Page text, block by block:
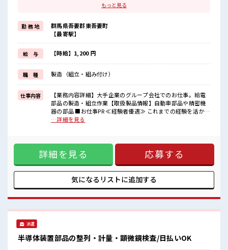
≪自分の時間も大切≫
残業はほとんどナシ！
場合によってはお願いすることもあります♪
≪髪型自由≫
基本的に髪色自由で明るすぎたり奇抜でなければOKです！
(規定有)制服があると毎日の服選びに悩まずOK♪
≪自分に向いている仕事が探せる≫
困った事などがあれば、
担当がしっかりサポートします！
■職場の雰囲気
髪型・髪色自由♪
派手過ぎなければOKだから、
ストレス解消☆
ロッカーあり！
安心してお仕事に集中♪
もっと見る
勤 務 地
群馬県吾妻郡東吾妻町
【最寄駅】
給 与 【時給】1,200 円
職 種 製造（組立・組み付け）
仕事内容
【業務内容詳細】大手企業のグループ会社でのお仕事。給電
部品の製造・組立作業【取扱製品情報】自動車部品や精密機
器の部品 ■お仕事PR ≪経験者優遇≫ これまでの経験を活かし
ませんか？ ブランクがあっても大丈夫♪ 経験はちょっとだ
由≫ 基本的に髪色自由で明るすぎたり奇抜でなければOKで
す！ (規定有)制服があると毎日の服選びに悩まずOK♪ ≪自分
に向いている仕事が探せる≫ 困った事などがあれば、 担当が
しっかりサポートします！ ■職場の雰囲気 髪型・髪色自由♪
派手過ぎなければOKだから、 モチベーションもUP！ 休憩室
で楽しくおしゃべり！ ストレス解消☆ ロッカーあり！ 安心し
…詳細を見る
詳細を見る 応募する
気になるリストに追加する
派遣
半導体装置部品の整列・計量・顕微鏡検査/日払いOK